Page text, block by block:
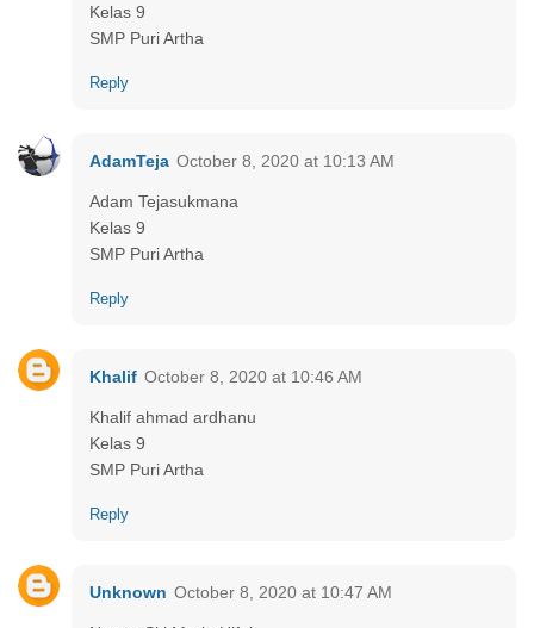
Kelas 9
SMP Puri Artha
Reply
AdamTeja October 8, 2020 at 10:13 AM
Adam Tejasukmana
Kelas 9
SMP Puri Artha
Reply
Khalif October 8, 2020 at 10:46 AM
Khalif ahmad ardhanu
Kelas 9
SMP Puri Artha
Reply
Unknown October 8, 2020 at 10:47 AM